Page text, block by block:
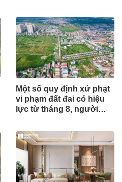
Một số quy định xử phạt
vi phạm đất đai có hiệu
lực từ tháng 8, người